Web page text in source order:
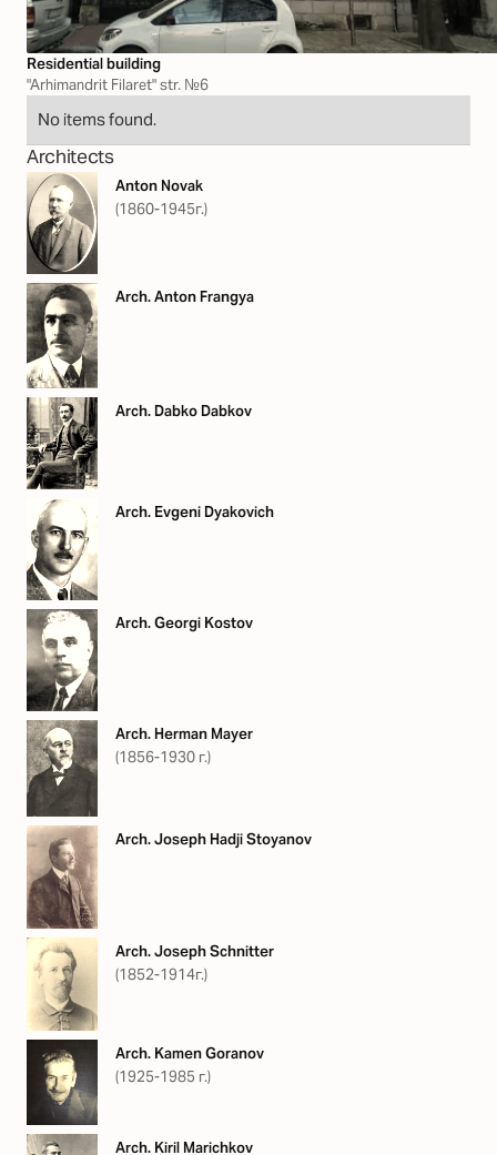
Residential building
"Arhimandrit Filaret" str. №6
No items found.
Architects
Anton Novak
(1860-1945г.)
Arch. Anton Frangya
Arch. Dabko Dabkov
Arch. Evgeni Dyakovich
Arch. Georgi Kostov
Arch. Herman Mayer
(1856-1930 г.)
Arch. Joseph Hadji Stoyanov
Arch. Joseph Schnitter
(1852-1914г.)
Arch. Kamen Goranov
(1925-1985 г.)
Arch. Kiril Marichkov